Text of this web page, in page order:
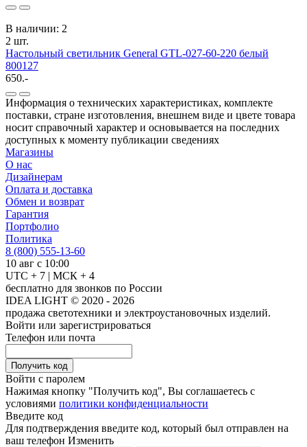
В наличии: 2
2 шт.
Настольный светильник General GTL-027-60-220 белый
800127
650.-
Информация о технических характеристиках, комплекте
поставки, стране изготовления, внешнем виде и цвете товара
носит справочный характер и основывается на последних
доступных к моменту публикации сведениях
Магазины
О нас
Дизайнерам
Оплата и доставка
Обмен и возврат
Гарантия
Портфолио
Политика
8 (800) 555-13-60
10 авг с 10:00
UTC + 7 | МСК + 4
бесплатно для звонков по России
IDEA LIGHT © 2020 - 2026
продажа светотехники и электроустановочных изделий.
Войти или зарегистрироваться
Телефон или почта
Получить код
Войти с паролем
Нажимая кнопку "Получить код", Вы соглашаетесь с
условиями политики конфиденциальности
Введите код
Для подтверждения введите код, который был отправлен на
ваш телефон Изменить